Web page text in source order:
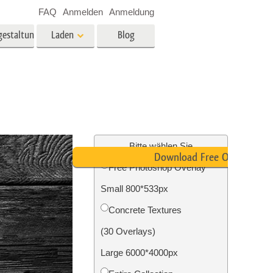
Foto-Restaurierung
Laden
Video-Overlays
Blog
FAQ Anmelden Anmeldung
Bitte wählen Sie
Free Photoshop Overlay
Small 800*533px
Concrete Textures
(30 Overlays)
Large 6000*4000px
Download Free Overlay